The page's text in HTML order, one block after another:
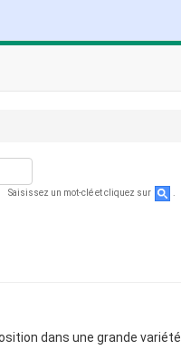
Saisissez un mot-clé et cliquez sur
dans une grande variété